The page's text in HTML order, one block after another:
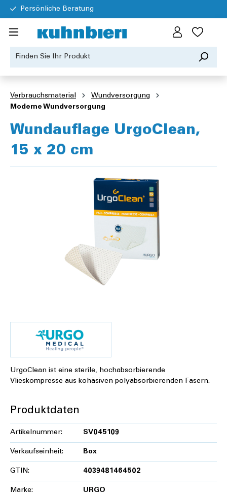
Persönliche Beratung
Verbrauchsmaterial
Wundversorgung
Moderne Wundversorgung
Wundauflage UrgoClean,
15 x 20 cm
UrgoClean ist eine sterile, hochabsorbierende
Vlieskompresse aus kohäsiven polyabsorbierenden Fasern.
Produktdaten
Artikelnummer: SV045109
Verkaufseinheit: Box
GTIN: 4039481464502
Marke: URGO